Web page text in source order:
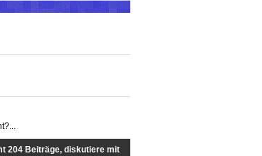
204 Beiträge, diskutiere mit